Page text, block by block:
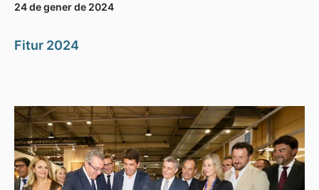
24 de gener de 2024
Fitur 2024